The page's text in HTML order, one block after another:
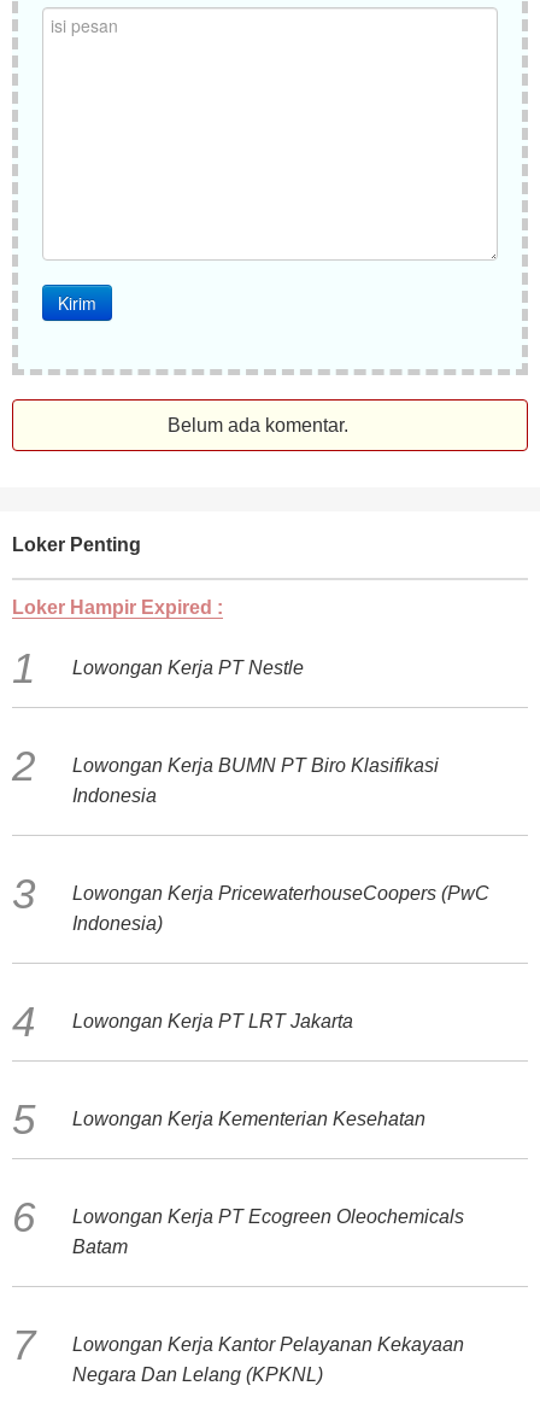
Belum ada komentar.
Loker Penting
Loker Hampir Expired :
Lowongan Kerja PT Nestle
Lowongan Kerja BUMN PT Biro Klasifikasi
Indonesia
Lowongan Kerja PricewaterhouseCoopers (PwC
Indonesia)
Lowongan Kerja PT LRT Jakarta
Lowongan Kerja Kementerian Kesehatan
Lowongan Kerja PT Ecogreen Oleochemicals
Batam
Lowongan Kerja Kantor Pelayanan Kekayaan
Negara Dan Lelang (KPKNL)